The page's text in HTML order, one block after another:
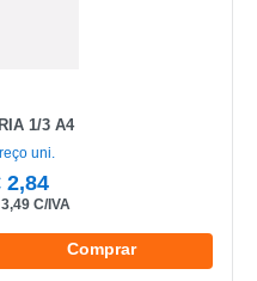
1/3 A4
uni.
2,84
3,49 C/IVA
Comprar